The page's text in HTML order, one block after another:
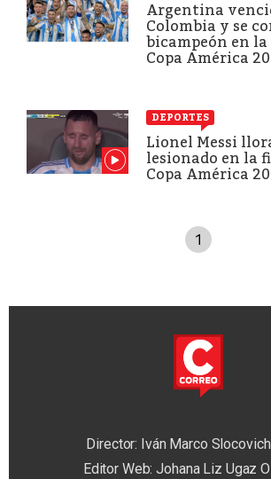
Argentina
Colombia y se
bicampeón en
Copa América
DEPORTES
Lionel Messi
lesionado en la
Copa América
1
Director: Iván Marco
Editor Web: Johana Liz Ugaz